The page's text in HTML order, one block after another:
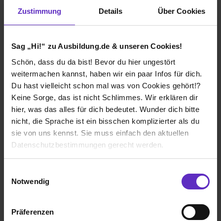
Zustimmung Details Über Cookies
Sag „Hi!“ zu Ausbildung.de & unseren Cookies!
Schön, dass du da bist! Bevor du hier ungestört
weitermachen kannst, haben wir ein paar Infos für dich.
Du hast vielleicht schon mal was von Cookies gehört!?
Keine Sorge, das ist nicht Schlimmes. Wir erklären dir
hier, was das alles für dich bedeutet. Wunder dich bitte
nicht, die Sprache ist ein bisschen komplizierter als du
sie von uns kennst. Sie muss einfach den aktuellen
Datenschutzbestimmungen gerecht werden.
Benutzung der Webseite getroffenen Einstellungen zu
Notwendig
Präferenzen
Vollzeit
bei
ZAB - Zentrale Akademie für Berufe im
Gesundheitswesen GmbH
33334 Gütersloh
01.08.2027
Vollzeit